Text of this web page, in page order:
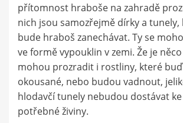
přítomnost hraboše na zahradě
nich jsou samozřejmě dírky a
bude hraboš zanechávat. Ty se
ve formě vypouklin v zemi. Že je
mohou prozradit i rostliny, které
okousané, nebo budou vadnout,
hlodavčí tunely nebudou dostávat
potřebné živiny.